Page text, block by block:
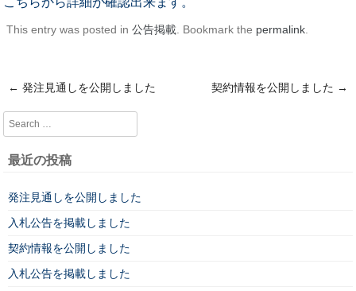
This entry was posted in 公告掲載 . Bookmark the permalink
Post navigation
← 発注見通しを公開しました 契約情報を公開しました →
Search
最近の投稿
発注見通しを公開しました
入札公告を掲載しました
契約情報を公開しました
入札公告を掲載しました